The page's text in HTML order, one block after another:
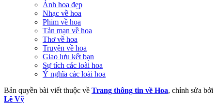
Ảnh hoa đẹp
Nhạc về hoa
Phim về hoa
Tản mạn về hoa
Thơ về hoa
Truyện về hoa
Giao lưu kết bạn
Sự tích các loài hoa
Ý nghĩa các loài hoa
Bản quyền bài viết thuộc về Trang thông tin về Hoa, chỉnh sửa bởi
Lê Vỹ